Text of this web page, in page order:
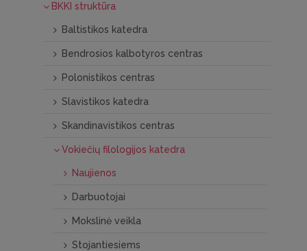
BKKI struktūra
Baltistikos katedra
Bendrosios kalbotyros centras
Polonistikos centras
Slavistikos katedra
Skandinavistikos centras
Vokiečių filologijos katedra
Naujienos
Darbuotojai
Mokslinė veikla
Stojantiesiems